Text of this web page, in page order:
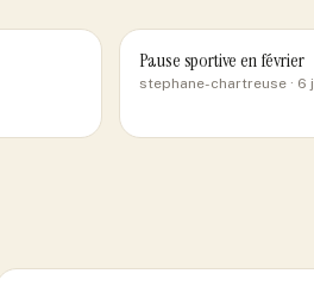
Pause sportive en février
stephane-chartreuse· 6 j